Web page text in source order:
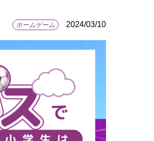
ホームゲーム 2024/03/10